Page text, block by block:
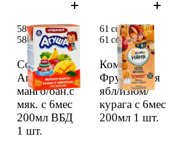
Детские соки и
Сок дет.
Агуша ябл/
манго/бан.с
мяк. с 6мес
200мл ВБД
1 шт.
58 сом
58 сом
Компот.
Фруто Няня
ябл/изюм/
курага с 6мес
200мл 1 шт.
61 сом
61 сом